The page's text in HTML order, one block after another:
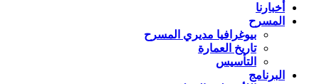
أخبارنا
المسرح
بيوغرافيا مديري المسرح
تاريخ العمارة
التأسيس
البرنامج